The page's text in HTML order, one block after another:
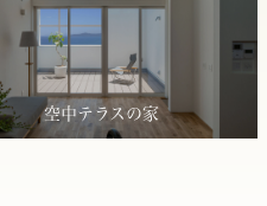
空中テラスの家